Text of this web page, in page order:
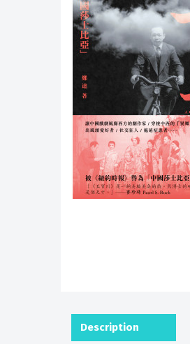
Description